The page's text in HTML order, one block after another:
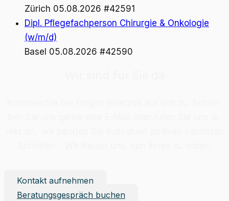
Zürich 05.08.2026 #42591
Dipl. Pflegefachperson Chirurgie & Onkologie
(w/m/d)
Basel 05.08.2026 #42590
Kontakt aufnehmen
Beratungsgespräch buchen